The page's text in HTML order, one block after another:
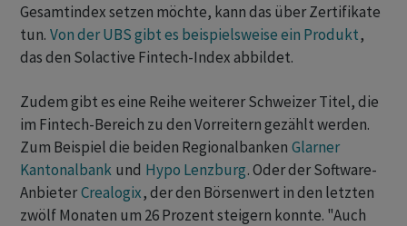
Gesamtindex setzen möchte, kann das über Zertifikate
tun. Von der UBS gibt es beispielsweise ein Produkt,
das den Solactive Fintech-Index abbildet.
Zudem gibt es eine Reihe weiterer Schweizer Titel, die
im Fintech-Bereich zu den Vorreitern gezählt werden.
Zum Beispiel die beiden Regionalbanken Glarner
Kantonalbank und Hypo Lenzburg. Oder der Software-
AnbieterCrealogix, der den Börsenwert in den letzten
zwölf Monaten um 26 Prozent steigern konnte. "Auch